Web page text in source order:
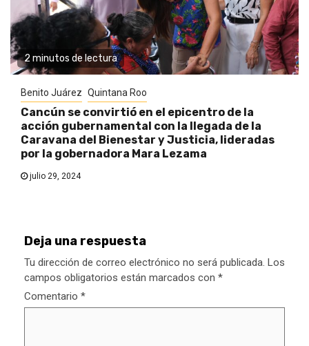
2 minutos de lectura
Benito Juárez Quintana Roo
Cancún se convirtió en el epicentro de la
acción gubernamental con la llegada de la
Caravana del Bienestar y Justicia, lideradas
por la gobernadora Mara Lezama
julio 29, 2024
Deja una respuesta
Tu dirección de correo electrónico no será publicada. Los
campos obligatorios están marcados con *
Comentario *